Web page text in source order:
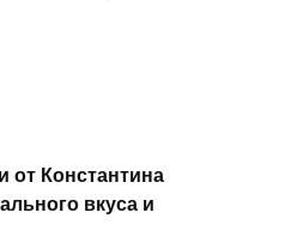
от Константина
вкуса и